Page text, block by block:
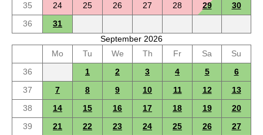
35
24 25 26 27 28 29
30
36
31
September 2026
Mo
Tu We Th Fr Sa
Su
36
1 2 3 4 5
6
37
7 8 9 10 11 12
13
38
14 15 16 17 18 19
20
39
21 22 23 24 25 26
27